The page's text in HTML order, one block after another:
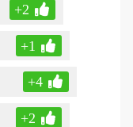
+2
+1
+4
+2